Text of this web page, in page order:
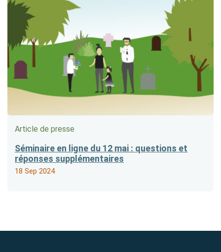
Article de presse
Séminaire en ligne du 12 mai : questions et
réponses supplémentaires
18 Sep 2024